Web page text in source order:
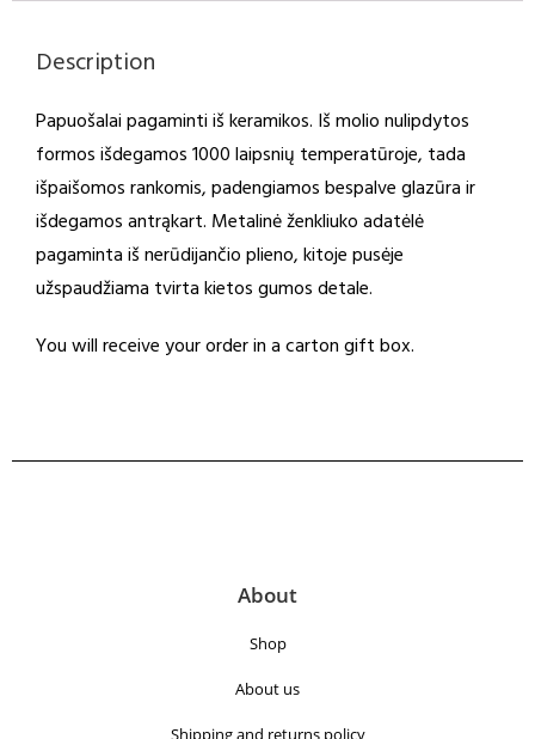
Description
Papuošalai pagaminti iš keramikos. Iš molio nulipdytos
formos išdegamos 1000 laipsnių temperatūroje, tada
išpaišomos rankomis, padengiamos bespalve glazūra ir
išdegamos antrąkart. Metalinė ženkliuko adatėlė
pagaminta iš nerūdijančio plieno, kitoje pusėje
užspaudžiama tvirta kietos gumos detale.
You will receive your order in a carton gift box.
About
Shop
About us